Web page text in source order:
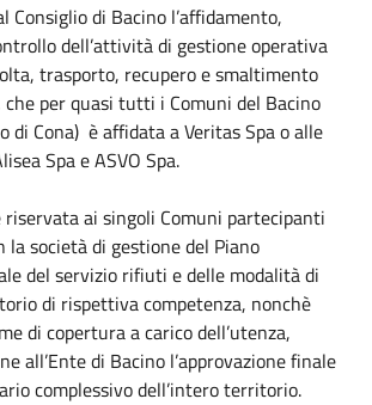
Consiglio di Bacino l’affidamento,
dell’attività di gestione operativa
trasporto, recupero e smaltimento
per quasi tutti i Comuni del Bacino
di Cona) è affidata a Veritas Spa o alle
Spa e ASVO Spa.
riservata ai singoli Comuni partecipanti
la società di gestione del Piano
del servizio rifiuti e delle modalità di
di rispettiva competenza, nonchè
di copertura a carico dell’utenza,
all’Ente di Bacino l’approvazione finale
complessivo dell’intero territorio.